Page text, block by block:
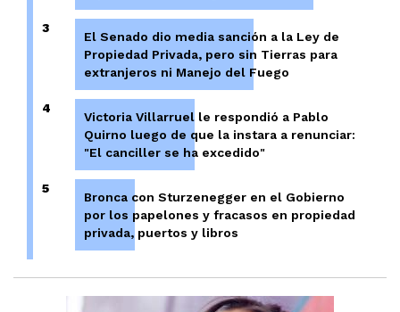
3
El Senado dio media sanción a la Ley de
Propiedad Privada, pero sin Tierras para
extranjeros ni Manejo del Fuego
4
Victoria Villarruel le respondió a Pablo
Quirno luego de que la instara a renunciar:
"El canciller se ha excedido"
5
Bronca con Sturzenegger en el Gobierno
por los papelones y fracasos en propiedad
privada, puertos y libros